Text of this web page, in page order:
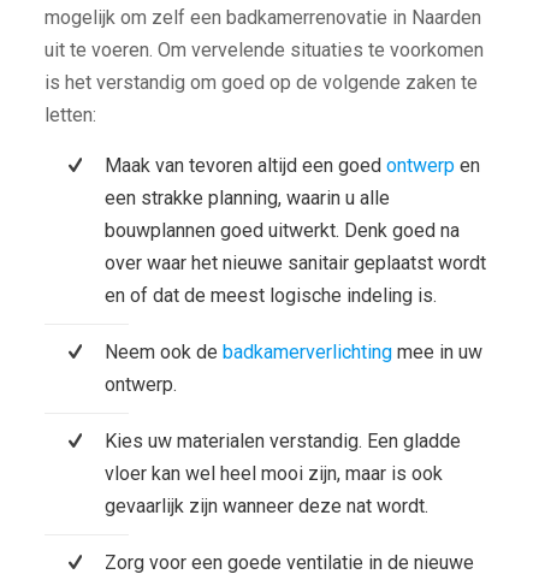
mogelijk om zelf een badkamerrenovatie in Naarden
uit te voeren. Om vervelende situaties te voorkomen
is het verstandig om goed op de volgende zaken te
letten:
Maak van tevoren altijd een goed ontwerp en
een strakke planning, waarin u alle
bouwplannen goed uitwerkt. Denk goed na
over waar het nieuwe sanitair geplaatst wordt
en of dat de meest logische indeling is.
Neem ook de badkamerverlichtingmee in uw
ontwerp.
Kies uw materialen verstandig. Een gladde
vloer kan wel heel mooi zijn, maar is ook
gevaarlijk zijn wanneer deze nat wordt.
Zorg voor een goede ventilatie in de nieuwe